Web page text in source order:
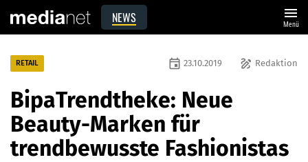
NEWS menu
Menü
RETAIL draw Redaktion
event 23.10.2019
BipaTrendtheke: Neue
Beauty-Marken für
trendbewusste Fashionistas